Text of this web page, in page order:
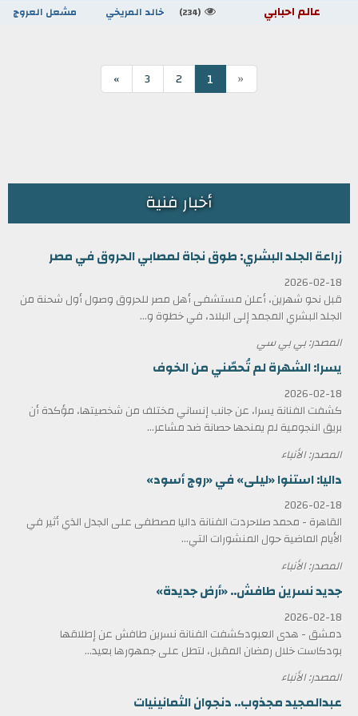
عالم احبابي (234) خالد المريخي مشعل العروج
«
1
2
3
»
أخبار فنية
زراعة الجلد البشري: طوق نجاة لمصابي الحروق في مصر
2026-02-18
قبل نحو شهرين، أعلن مستشفى أهل مصر للحروق وصول أول شحنة من
الجلد البشري المجمد إلى البلاد، في خطوة و...
المصدر: بي بي سي
يسرا: الشهرة لم تُحصّني من الخوف
2026-02-18
كشفت الفنانة يسرا، عن جانب إنساني مختلف من شخصيتها، مؤكدة أن
بريق النجومية لم يمنحها حصانة ضد مشاعر...
المصدر: الأنباء
داليا: استنوا «ليلى» في «روج أسود»
2026-02-18
القاهرة - محمد صلاحردت الفنانة داليا مصطفى على الجدل الذي أثير في
الأيام الماضية حول المنشورات التي...
المصدر: الأنباء
جديد نسرين طافش.. «أرض جديدة»
2026-02-18
دمشق - هدى العبودكشفت الفنانة نسرين طافش عن إطلاقها
بودكاست خلال رمضان المقبل، لتطل على جمهورها بعيد...
المصدر: الأنباء
عبدالمجيد مجذوب.. دنجوان الثمانينيات